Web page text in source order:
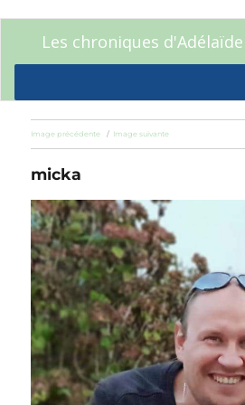
Les chroniques d'Adélaïde
Image précédente Image suivante
micka